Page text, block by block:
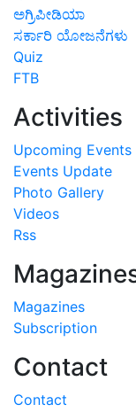
ಅಗ್ರಿಪೀಡಿಯಾ
ಸರ್ಕಾರಿ ಯೋಜನೆಗಳು
Quiz
FTB
Activities
Upcoming Events
Events Update
Photo Gallery
Videos
Rss
Magazines
Subscription
Contact
Contact